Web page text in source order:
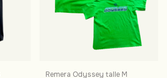
Remera Odyssey talle M